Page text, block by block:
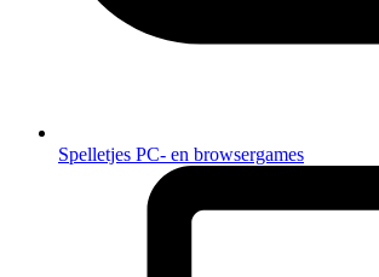
Spelletjes PC- en browsergames